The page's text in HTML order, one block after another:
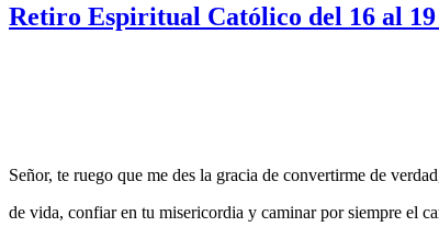
Retiro Espiritual Católico del 16 al
Señor, te ruego que me des la gracia de convertirme de
de vida, confiar en tu misericordia y caminar por siempre el